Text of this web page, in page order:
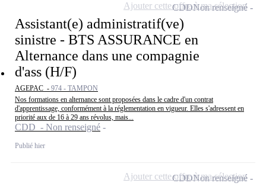
Assistant(e) administratif(ve)
sinistre - BTS ASSURANCE en
Alternance dans une compagnie
d'ass (H/F)
AGEPAC - 974 - TAMPON
Nos formations en alternance sont proposées dans le cadre d'un contrat
d'apprentissage, conformément à la réglementation en vigueur. Elles s'adressent en
priorité aux de 16 à 29 ans révolus, mais...
CDD - Non renseigné
Publié hier
CDDNon renseigné
Ajouter cette offre à ma sélection
CDDNon renseigné
Ajouter cette offre à ma sélection